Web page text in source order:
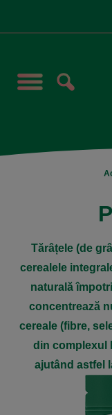
Tărâțele (de
cerealele
naturală
concentrează
cereale (fibre,
din complexul
ajutând astfel